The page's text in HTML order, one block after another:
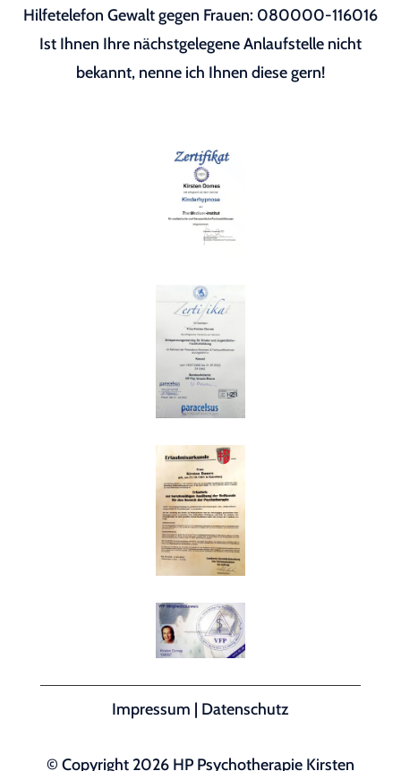
Hilfetelefon Gewalt gegen Frauen: 080000-116016
Ist Ihnen Ihre nächstgelegene Anlaufstelle nicht
bekannt, nenne ich Ihnen diese gern!
Impressum | Datenschutz
© Copyright 2026 HP Psychotherapie Kirsten